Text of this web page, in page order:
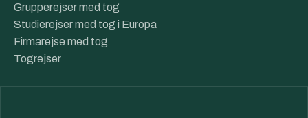
Grupperejser med tog
Studierejser med tog i Europa
Firmarejse med tog
Togrejser